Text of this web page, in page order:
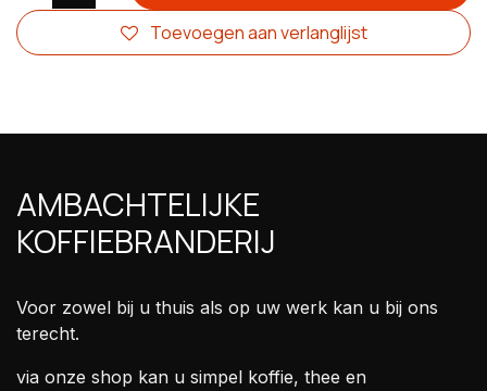
Toevoegen aan verlanglijst
AMBACHTELIJKE
KOFFIEBRANDERIJ
Voor zowel bij u thuis als op uw werk kan u bij ons
terecht.
via onze shop kan u simpel koffie, thee en